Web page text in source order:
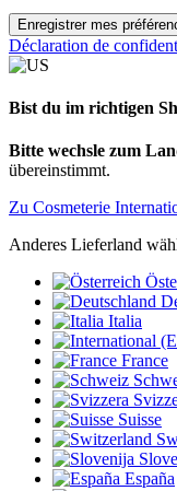
Enregistrer mes
Déclaration de
Bist du im richtigen
Bitte wechsle zum
übereinstimmt.
Zu Cosmeterie
Anderes Lieferland
Italia
France
Suisse
España